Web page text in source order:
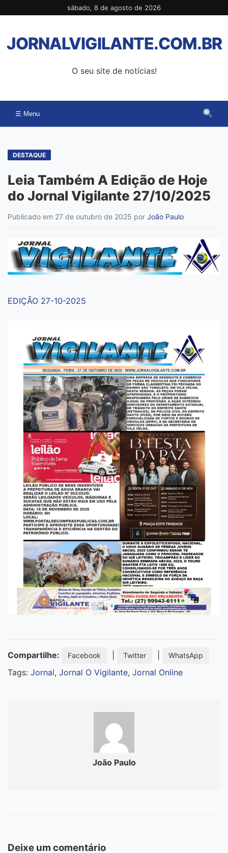
para
conteúdo
sábado, 8 de agosto de 2026
JORNALVIGILANTE.COM.BR
O seu site de notícias!
☰ Menu
DESTAQUE
Leia Também A Edição de Hoje
do Jornal Vigilante 27/10/2025
Publicado em 27 de outubro de 2025 por João Paulo
EDIÇÃO 27-10-2025
Compartilhe: Facebook Twitter WhatsApp
Tags: Jornal, Jornal O Vigilante, Jornal Online
João Paulo
Deixe um comentário